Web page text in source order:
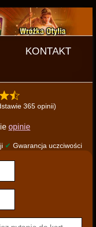
KONTAKT
365 opinii)
opinie
✔ Gwarancja uczciwości